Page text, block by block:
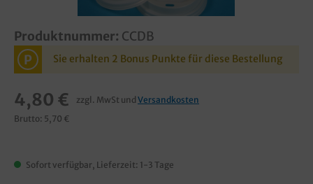
Produktnummer: CCDB
P Sie erhalten 2 Bonus Punkte für diese Bestellung
4,80 € zzgl. MwSt und Versandkosten
Brutto: 5,70 €
Sofort verfügbar, Lieferzeit: 1-3 Tage